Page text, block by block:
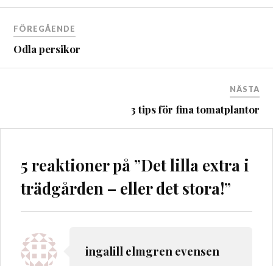
Inläggsnavigering
FÖREGÅENDE
Odla persikor
NÄSTA
3 tips för fina tomatplantor
5 reaktioner på ”Det lilla extra i
trädgården – eller det stora!”
ingalill elmgren evensen